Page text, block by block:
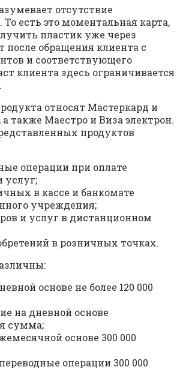
отсутствие
есть это моментальная карта,
пластик уже через
после обращения клиента с
и соответствующего
клиента здесь ограничивается
относят Мастеркард и
также Маестро и Виза электрон.
продуктов
операции при оплате
услуг;
в кассе и банкомате
учреждения;
и услуг в дистанционном
в розничных точках.
основе не более 120 000
на дневной основе
сумма;
основе 300 000
операции 300 000